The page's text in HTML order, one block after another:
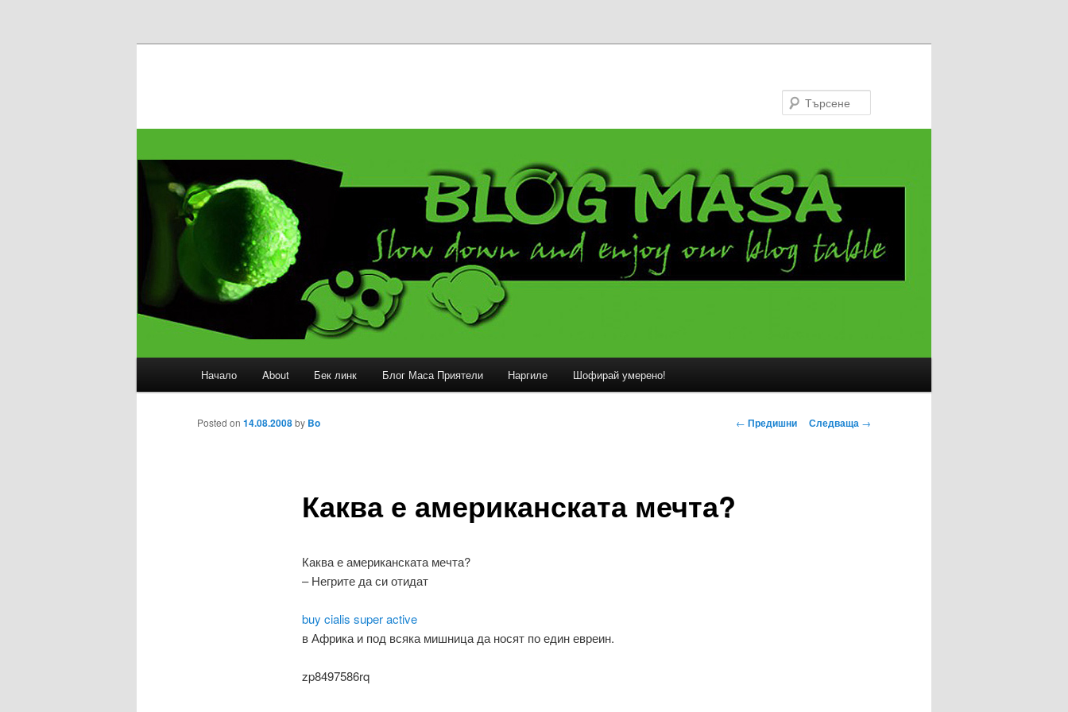
Към
основното
Начало About Бек линк Блог Маса Приятели Наргиле Шофирай умерено!
Навигация
← Предишни Следваща →
Каква е американската мечта?
Posted on 14.08.2008by Bo
Каква е американската мечта?
– Негрите да си отидат
buy cialis super active
в Африка и под всяка мишница да носят по един евреин.
zp8497586rq